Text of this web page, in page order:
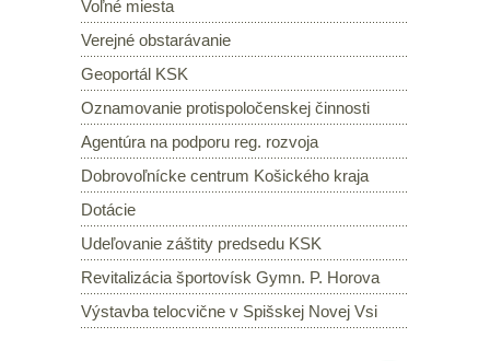
Voľné miesta
Verejné obstarávanie
Geoportál KSK
Oznamovanie protispoločenskej činnosti
Agentúra na podporu reg. rozvoja
Dobrovoľnícke centrum Košického kraja
Dotácie
Udeľovanie záštity predsedu KSK
Revitalizácia športovísk Gymn. P. Horova
Výstavba telocvične v Spišskej Novej Vsi